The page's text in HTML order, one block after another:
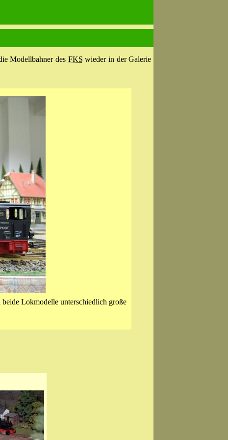
Modellbahner des FKS wieder in der Galerie
Lokmodelle unterschiedlich große